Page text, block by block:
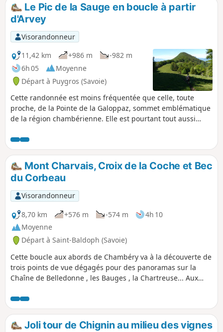
Le Pic de la Sauge en boucle à partir
d'Arvey
Visorandonneur
11,42 km
+986 m
-982 m
6h 05
Moyenne
Départ à Puygros (Savoie)
Cette randonnée est moins fréquentée que celle, toute
proche, de la Pointe de la Galoppaz, sommet emblématique
de la région chambérienne. Elle est pourtant tout aussi
(forêts, prairies, bosquets, rochers ...) et au superbe
panorama sur les massifs environnants (Mont-Blanc,
Belledonne, Beaufortain, Bauges, Chartreuse), sur la cluse
de Chambéry et sur le Lac de la Thuile.
Mont Charvais, Croix de la Coche et Bec
du Corbeau
Visorandonneur
8,70 km
+576 m -574 m
4h 10
Moyenne
Départ à Saint-Baldoph (Savoie)
Cette boucle aux abords de Chambéry va à la découverte de
trois points de vue dégagés pour des panoramas sur la
Chaîne de Belledonne , les Bauges , la Chartreuse... Aux
comme une ambiance méditerranéenne, il ne manque que
les cigales pour l'instant.
Joli tour de Chignin au milieu des vignes